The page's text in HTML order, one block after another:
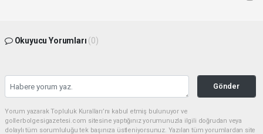
Okuyucu Yorumları (0)
Gönder
Yorum yazarak Topluluk Kuralları’nı kabul etmiş bulunuyor ve
gollerbolgesigazetesi.com sitesine yaptığınız yorumunuzla ilgili doğrudan veya
dolaylı tüm sorumluluğu tek başınıza üstleniyorsunuz. Yazılan tüm yorumlardan site